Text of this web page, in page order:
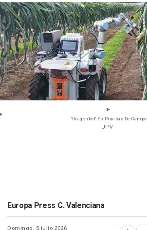
'Dragonbot' En Pruebas De Campo
- UPV
Europa Press C. Valenciana
Domingo, 5 julio 2026